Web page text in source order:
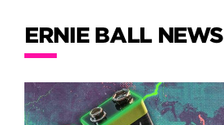
ERNIE BALL NEWS